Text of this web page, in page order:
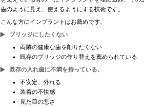
歯のように見え、使えるようにする技術です。
こんな方にインプラントはお薦めです。
ブリッジにしたくない
両隣の健康な歯を削りたくない
既存のブリッジの作り替えを薦められている
既存の入れ歯に不満を持っている。
不安定、外れる
装着の不快感
見た目の悪さ